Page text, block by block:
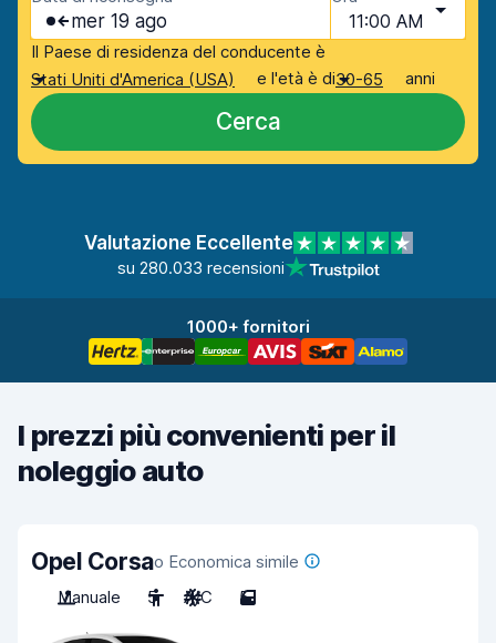
mer 19 ago 11:00 AM
Il Paese di residenza del conducente è
Stati Uniti d'America (USA)
e l'età è di30-65 anni
Cerca
Valutazione Eccellente
su 280.033 recensioni
1000+ fornitori
I prezzi più convenienti per il
noleggio auto
Opel Corsao Economica simile
Manuale
5 A/C 5